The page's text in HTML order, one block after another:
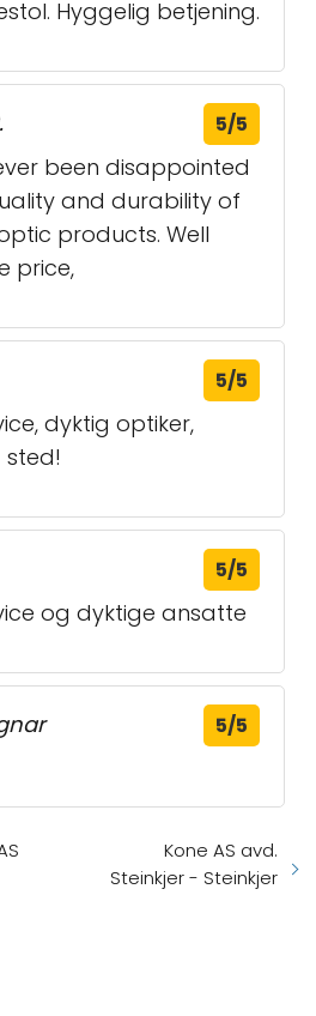
Hyggelig betjening.
5/5
been disappointed
and durability of
products. Well
price,
5/5
dyktig optiker,
5/5
og dyktige ansatte
5/5
Kone AS avd.
Steinkjer - Steinkjer